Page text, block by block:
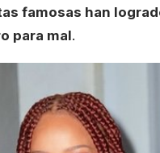
famosas han
para mal.